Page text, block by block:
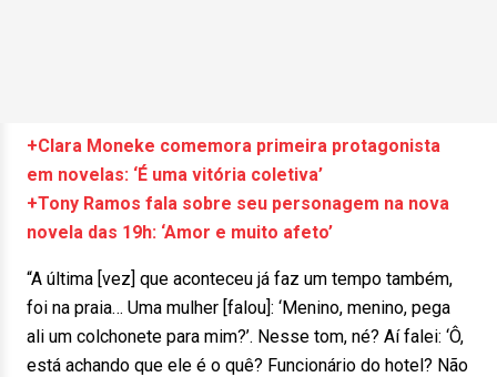
+Clara Moneke comemora primeira protagonista
em novelas: ‘É uma vitória coletiva’
+Tony Ramos fala sobre seu personagem na nova
novela das 19h: ‘Amor e muito afeto’
“A última [vez] que aconteceu já faz um tempo também,
foi na praia… Uma mulher [falou]: ‘Menino, menino, pega
ali um colchonete para mim?’. Nesse tom, né? Aí falei: ‘Ô,
está achando que ele é o quê? Funcionário do hotel? Não